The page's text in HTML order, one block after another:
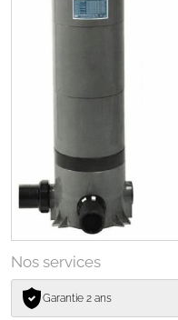
Nos services
Garantie 2 ans